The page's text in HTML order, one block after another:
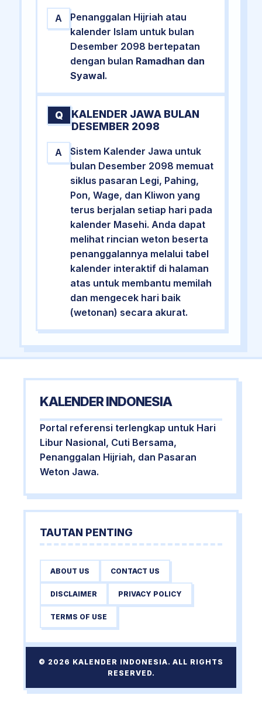
A
Penanggalan Hijriah atau
kalender Islam untuk bulan
Desember 2098 bertepatan
dengan bulan Ramadhan dan
Syawal.
Q
KALENDER JAWA BULAN
DESEMBER 2098
A
Sistem Kalender Jawa untuk
bulan Desember 2098 memuat
siklus pasaran Legi, Pahing,
Pon, Wage, dan Kliwon yang
terus berjalan setiap hari pada
kalender Masehi. Anda dapat
melihat rincian weton beserta
penanggalannya melalui tabel
kalender interaktif di halaman
atas untuk membantu memilah
dan mengecek hari baik
(wetonan) secara akurat.
KALENDER INDONESIA
Portal referensi terlengkap untuk Hari
Libur Nasional, Cuti Bersama,
Penanggalan Hijriah, dan Pasaran
Weton Jawa.
TAUTAN PENTING
ABOUT US CONTACT US
DISCLAIMER PRIVACY POLICY
TERMS OF USE
© 2026 KALENDER INDONESIA. ALL RIGHTS
RESERVED.